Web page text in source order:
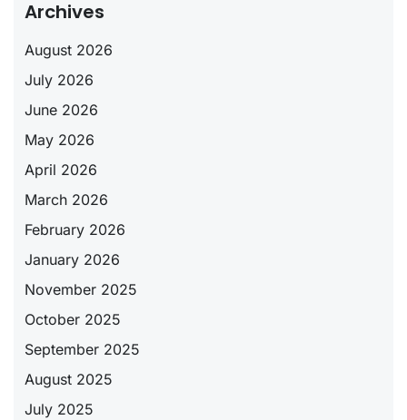
Archives
August 2026
July 2026
June 2026
May 2026
April 2026
March 2026
February 2026
January 2026
November 2025
October 2025
September 2025
August 2025
July 2025